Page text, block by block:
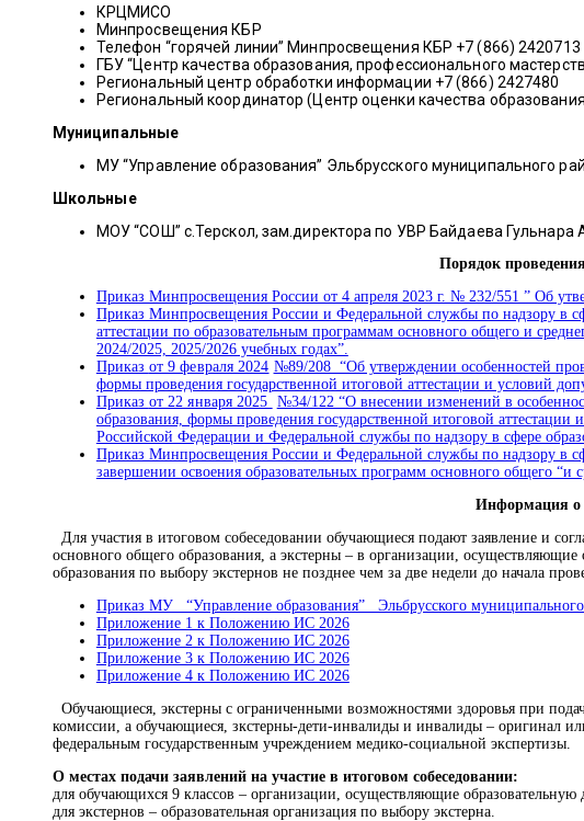
КРЦМИСО
Минпросвещения КБР
Телефон “горячей линии” Минпросвещения КБР +7 (866) 2420713
ГБУ “Центр качества образования, профессионального
Региональный центр обработки информации +7 (866) 2427480
Региональный координатор (Центр оценки качества
Муниципальные
МУ “Управление образования” Эльбрусского муниципального
Школьные
МОУ “СОШ” с.Терскол, зам.директора по УВР Байдаева Гульнара
Порядок
Приказ Минпросвещения России от 4 апреля 2023 г. № 232/551 ” Об
Приказ Минпросвещения России и Федеральной службы по надзору в
аттестации по образовательным программам основного общего и
2024/2025, 2025/2026 учебных годах”.
Приказ от 9 февраля 2024 №89/208 “Об утверждении особенностей
формы проведения государственной итоговой аттестации и условий
Приказ от 22 января 2025 №34/122 “О внесении изменений в
образования, формы проведения государственной итоговой
Российской Федерации и Федеральной службы по надзору в сфере
Приказ Минпросвещения России и Федеральной службы по надзору в
завершении освоения образовательных программ основного общего “и
Информация о
Для участия в итоговом собеседовании обучающиеся подают заявление и
основного общего образования, а экстерны – в организации,
образования по выбору экстернов не позднее чем за две недели до начала
Приказ МУ “Управление образования” Эльбрусского
Приложение 1 к Положению ИС 2026
Приложение 2 к Положению ИС 2026
Приложение 3 к Положению ИС 2026
Приложение 4 к Положению ИС 2026
Обучающиеся, экстерны с ограниченными возможностями здоровья при
комиссии, а обучающиеся, зкстерны-дети-инвалиды и инвалиды – оригинал
федеральным государственным учреждением медико-социальной экспертизы.
О местах подачи заявлений на участие в итоговом собеседовании:
для обучающихся 9 классов – организации, осуществляющие
для экстернов – образовательная организация по выбору экстерна.